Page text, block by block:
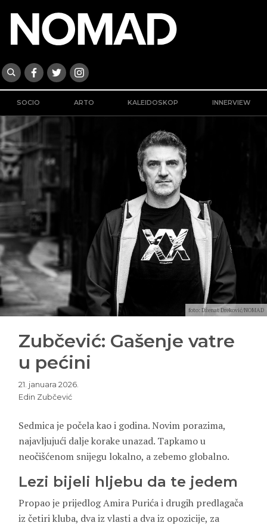
SOCIO ARTO KALEIDOSKOP INNERVIEW
foto: Dženat Dreković/NOMAD
Zubčević: Gašenje vatre
u pećini
21. januara 2026.
Edin Zubčević
Sedmica je počela kao i godina. Novim porazima,
najavljujući dalje korake unazad. Tapkamo u
neočišćenom snijegu lokalno, a zebemo globalno.
Lezi bijeli hljebu da te jedem
Propao je prijedlog Amira Purića i drugih predlagača
iz četiri kluba, dva iz vlasti a dva iz opozicije, za